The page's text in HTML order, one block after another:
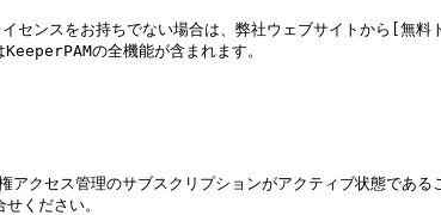
ライセンスをお持ちでない場合は、弊社ウェブサ
の全機能が含まれます。
アクセス管理のサブスクリプションがアクティブ状態で
ください。